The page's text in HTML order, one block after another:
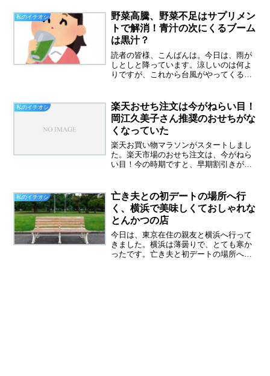
なったことを思い出しました。父に至っ
ては、何年前に亡くなった...
私のイチオシ
野菜高騰、野菜不足はサプリメン
トで解消！青汁の次にくるブーム
は黒汁？
読者の皆様、こんばんは。今日は、雨が
しとしと降っています。涼しいのは何よ
りですが、これから台風がやってくるら
い暑さが続いています。この酷暑で、野
菜が高騰してきました。な...
私のイチオシ
楽天おせち注文は今がねらい目！
岡江久美子さん推奨のおせちがな
くなっていた
楽天お買い物マラソンがスタートしまし
た。楽天市場のおせち注文は、今がねら
い目！今の時期ですと、早期割引きがあ
何年かおせち料理を注文しています。娘
がおせち料理が大好きなの...
私のイチオシ
亡き夫との初デートの場所へ行
く、横浜で美味しくておしゃれな
とんかつの店
今日は、東京在住の親友と横浜へ行って
きました。横浜は薄曇りで、とても寒か
ったです。亡き夫と初デートの場所へ横